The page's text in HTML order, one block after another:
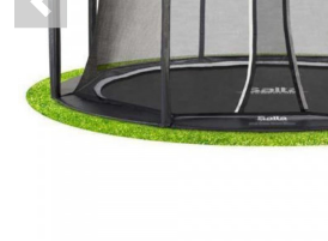
Previous